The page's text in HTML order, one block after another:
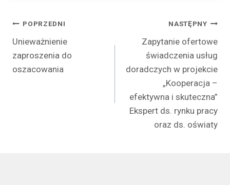
Nawigacja
wpisu
POPRZEDNI
Unieważnienie
zaproszenia do
oszacowania
NASTĘPNY
Zapytanie ofertowe
świadczenia usług
doradczych w projekcie
„Kooperacja –
efektywna i skuteczna”
Ekspert ds. rynku pracy
oraz ds. oświaty